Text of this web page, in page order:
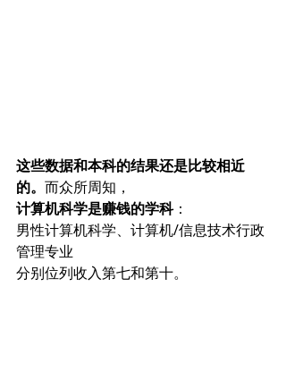
这些数据和本科的结果还是比较相近
的。 而众所周知，
计算机科学是赚钱的学科：
男性计算机科学、计算机/信息技术行政
管理专业
分别位列收入第七和第十。